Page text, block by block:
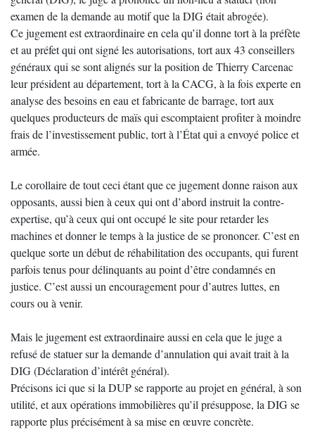
examen de la demande au motif que la DIG était abrogée).
Ce jugement est extraordinaire en cela qu’il donne tort à la préfète
et au préfet qui ont signé les autorisations, tort aux 43 conseillers
généraux qui se sont alignés sur la position de Thierry Carcenac
leur président au département, tort à la CACG, à la fois experte en
analyse des besoins en eau et fabricante de barrage, tort aux
quelques producteurs de maïs qui escomptaient profiter à moindre
frais de l’investissement public, tort à l’État qui a envoyé police et
armée.
Le corollaire de tout ceci étant que ce jugement donne raison aux
opposants, aussi bien à ceux qui ont d’abord instruit la contre-
expertise, qu’à ceux qui ont occupé le site pour retarder les
machines et donner le temps à la justice de se prononcer. C’est en
quelque sorte un début de réhabilitation des occupants, qui furent
parfois tenus pour délinquants au point d’être condamnés en
justice. C’est aussi un encouragement pour d’autres luttes, en
cours ou à venir.
Mais le jugement est extraordinaire aussi en cela que le juge a
refusé de statuer sur la demande d’annulation qui avait trait à la
DIG (Déclaration d’intérêt général).
Précisons ici que si la DUP se rapporte au projet en général, à son
utilité, et aux opérations immobilières qu’il présuppose, la DIG se
rapporte plus précisément à sa mise en œuvre concrète.